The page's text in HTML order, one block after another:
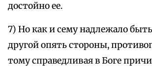
достойно ее.
7) Но как и сему надлежало
другой опять стороны,
тому справедливая в Боге